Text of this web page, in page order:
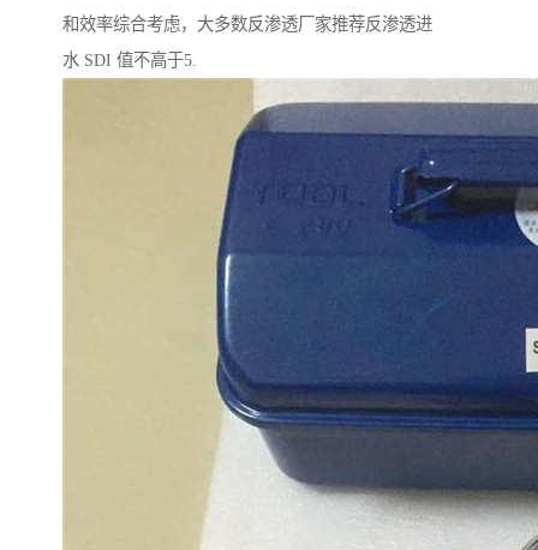
和效率综合考虑，大多数反渗透厂家推荐反渗透进
水 SDI 值不高于5.